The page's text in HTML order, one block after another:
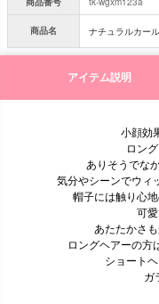
商品名 ナチュラルカー
アイテム説明
小顔効
ロン
ありそうでな
気分やシーンでウ
帽子には触り心
可
あたたかさ
ロングヘアーの方
ショート
ガ